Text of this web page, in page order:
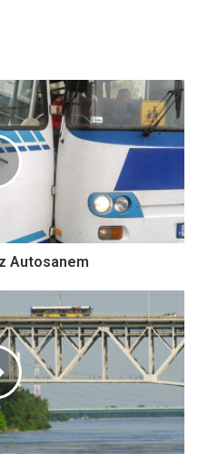
Autosanem